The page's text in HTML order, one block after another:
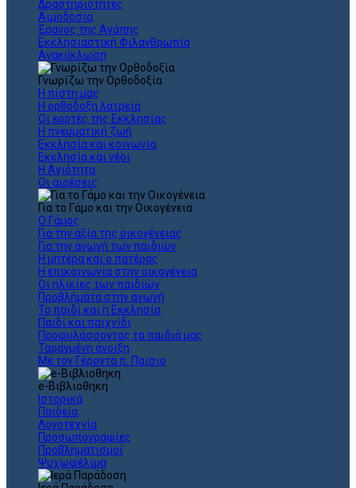
Δραστηριότητες
Αιμοδοσία
Έρανος της Αγάπης
Εκκλησιαστική Φιλανθρωπία
Ανακύκλωση
Γνωρίζω την Ορθοδοξία
Η πίστη μας
Η ορθόδοξη λατρεία
Οι εορτές της Εκκλησίας
Η πνευματική ζωή
Εκκλησία και κοινωνία
Εκκλησία και νέοι
Η Αγιότητα
Οι αιρέσεις
Για το Γάμο και την Οικογένεια
Ο Γάμος
Για την αξία της οικογένειας
Για την αγωγή των παιδιών
Η μητέρα και ο πατέρας
Η επικοινωνία στην οικογένεια
Οι ηλικίες των παιδιών
Προβλήματα στην αγωγή
Το παιδί και η Εκκλησία
Παιδί και παιχνίδι
Προφυλάσσοντας τα παιδιά μας
Ταραγμένη άνοιξη
Με τον Γέροντα π. Παϊσιο
e-Βιβλιοθηκη
Ιστορικά
Παιδεία
Λογοτεχνία
Προσωπογραφίες
Προβληματισμοί
Ψυχωφέλιμα